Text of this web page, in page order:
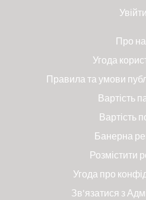
Увійти
Про
Угода
Правила та умови
Вартість
Вартість
Банерна
Розмістити
Угода про
Зв'язатися з